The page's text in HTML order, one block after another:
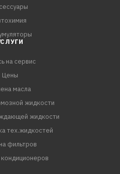
на сервис
Цены
масла
жидкости
жидкости
тех.жидкостей
фильтров